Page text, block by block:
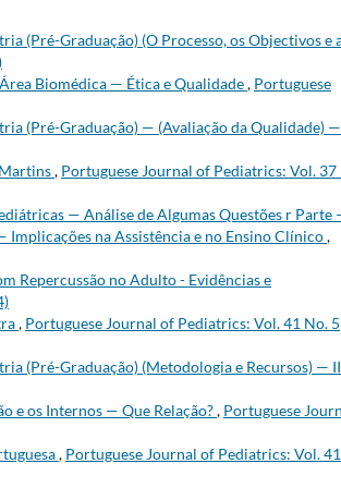
(Pré-Graduação) (O Processo, os Objectivos e
Biomédica — Ética e Qualidade, Portuguese
(Pré-Graduação) — (Avaliação da Qualidade)
, Portuguese Journal of Pediatrics: Vol. 37
— Análise de Algumas Questões r Parte
Implicações na Assistência e no Ensino Clínico,
Repercussão no Adulto - Evidências e
, Portuguese Journal of Pediatrics: Vol. 41 No. 5
(Pré-Graduação) (Metodologia e Recursos) —
e os Internos — Que Relação?, Portuguese
, Portuguese Journal of Pediatrics: Vol.